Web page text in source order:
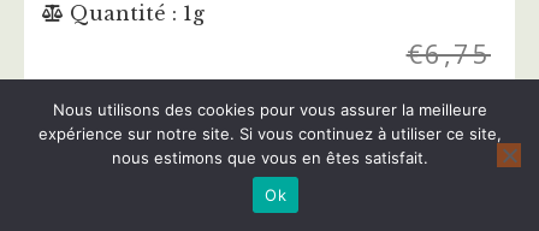
Quantité : 1g
€6,75
€5,40
Acheter cette fleur
Nous utilisons des cookies pour vous assurer la meilleure
expérience sur notre site. Si vous continuez à utiliser ce site,
nous estimons que vous en êtes satisfait.
Ok